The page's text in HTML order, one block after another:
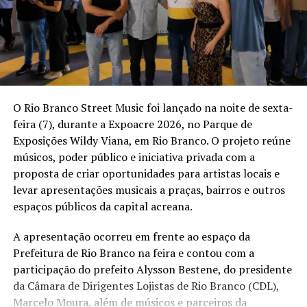
RELATED TOPICS: CHEIAS
CHUVAS NO ACRE
DEFESA CIVIL DO ACRE
GOVERNO DO ACRE
MONITORAMENTO DOS RIOS
PLANO DE CONTINGÊNCIA
RIO ACRE
UP NEXT
Cheia do Rio Acre leva Prefeitura de Rio Branco a ativar
plano de atendimento e preparar abrigos
DON'T MISS
Chuvas intensas acumulam 170 mm em Rio Branco e
Defesa Civil orienta população a acionar o 193
(FIEAC), o Sebrae, o Governo do Estado e a Prefeitura de
Rio Branco. Segundo ele, essas iniciativas têm
contribuído para fortalecer as empresas e ampliar as
oportunidades para o setor.
“A FIEAC, assim como o Sebrae, nos possibilitam
capacitações, cursos e a participação em importantes
feiras, para que possamos acompanhar as tendências do
setor. E o Governo do Acre e a Prefeitura de Rio Branco
têm valorizado nossas indústrias por meio das Compras
Governamentais”, pontuou Boaventura.
Durante o encontro no Espaço Indústria, o presidente
do Sindigraf também aproveitou a oportunidade para
fazer um convite aos candidatos que disputarão as
eleições de 2026: priorizar as empresas gráficas
acreanas na contratação de serviços.
O Rio Branco Street Music foi lançado na noite de sexta-
feira (7), durante a Expoacre 2026, no Parque de
Exposições Wildy Viana, em Rio Branco. O projeto reúne
músicos, poder público e iniciativa privada com a
proposta de criar oportunidades para artistas locais e
levar apresentações musicais a praças, bairros e outros
espaços públicos da capital acreana.
A apresentação ocorreu em frente ao espaço da
Prefeitura de Rio Branco na feira e contou com a
participação do prefeito Alysson Bestene, do presidente
da Câmara de Dirigentes Lojistas de Rio Branco (CDL),
Marcelo Moura, além de músicos e parceiros da